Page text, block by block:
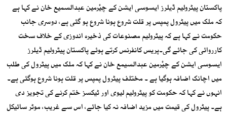
پاکستان پیٹرولیم ڈیلرز ایسوسی ایشن کے چیٔرمین عبدالسمیع خان نے کہا ہے
کہ ملک میں پیٹرول پمپس پر قلت شروع ہونا شروع ہو گئی ہے، دوسری جانب
حکومت نے کہا ہے کہ پیٹرولیم مصنوعات کی ذخیرہ اندوزی کے خلاف سخت
کارروائی کی جائے گی۔پریس کانفرنس کرتے ہوئے پاکستان پیٹرولیم ڈیلرز
ایسوسی ایشن کے چیٔرمین عبدالسیمع خان نے کہا کہ ملک میں پیٹرول کی طلب
میں اچانک اضافہ ہوگیا ہے ۔ مختلف پیٹرول پمپس پر قلت ہونا شروع ہوگئی ہے۔
انہوں نے کہا کہ حکومت کو پیٹرولیم لیوی اور ٹیکسز ختم کرنے کی تجویز دی
ہے۔ پیٹرول کی قیمت میں مزید اضافہ نہ کیا جائے، اس سے غریب، موٹر سائیکل